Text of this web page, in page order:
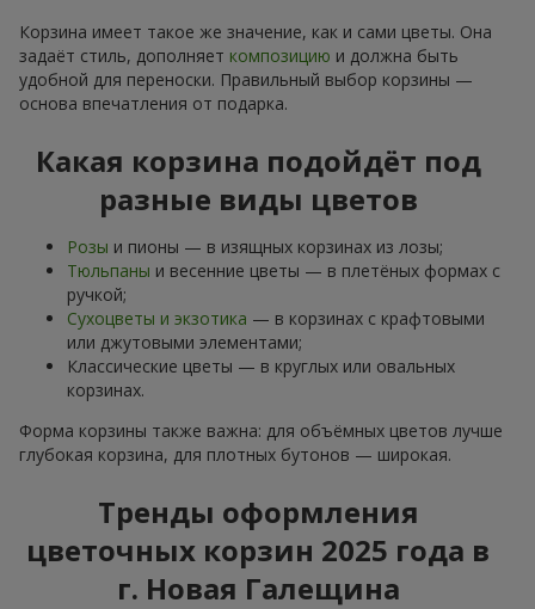
Корзина имеет такое же значение, как и сами цветы. Она
задаёт стиль, дополняет композицию и должна быть
удобной для переноски. Правильный выбор корзины —
основа впечатления от подарка.
Какая корзина подойдёт под
разные виды цветов
Розы и пионы — в изящных корзинах из лозы;
Тюльпаны и весенние цветы — в плетёных формах с
ручкой;
Сухоцветы и экзотика — в корзинах с крафтовыми
или джутовыми элементами;
Классические цветы — в круглых или овальных
корзинах.
Форма корзины также важна: для объёмных цветов лучше
глубокая корзина, для плотных бутонов — широкая.
Тренды оформления
цветочных корзин 2025 года в
г. Новая Галещина